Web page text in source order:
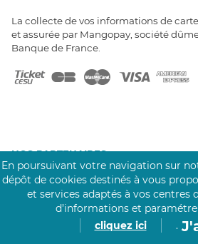
La collecte de vos informations de
et assurée par Mangopay, société
Banque de France.
NOS PARTENAIRES
Click&Care est soutenu par les Groupes
Caisse des Dépôts et MAIF.
En poursuivant votre navigation sur
dépôt de cookies destinés à vous
et services adaptés à vos centres
d’informations et
cliquez ici
.